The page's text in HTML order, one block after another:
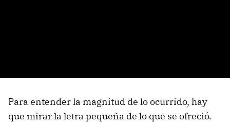
Para entender la magnitud de lo ocurrido, hay
que mirar la letra pequeña de lo que se ofreció.